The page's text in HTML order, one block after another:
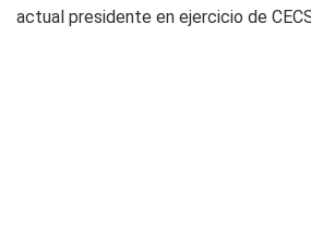
actual presidente en ejercicio de